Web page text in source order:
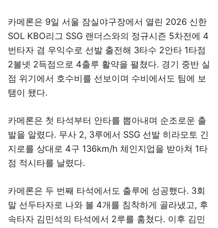
카메론은 9일 서울 잠실야구장에서 열린 2026 신한
SOL KBO리그 SSG 랜더스와의 정규시즌 5차전에 4
번타자 겸 우익수로 선발 출전해 3타수 2안타 1타점
2볼넷 2득점으로 4출루 활약을 펼쳤다. 경기 중반 실
점 위기에서 호수비를 선보이며 수비에서도 팀에 보
탬이 됐다.
카메론은 첫 타석부터 안타를 뽑아내며 순조로운 출
발을 알렸다. 무사 2, 3루에서 SSG 선발 히라모토 긴
지로를 상대로 4구 136km/h 체인지업을 받아쳐 1타
점 적시타를 날렸다.
카메론은 두 번째 타석에서도 출루에 성공했다. 3회
말 선두타자로 나와 볼 4개를 침착하게 골라냈고, 후
속타자 김민석의 타석에서 2루를 훔쳤다. 이후 김민